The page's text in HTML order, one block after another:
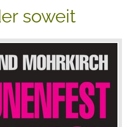
soweit